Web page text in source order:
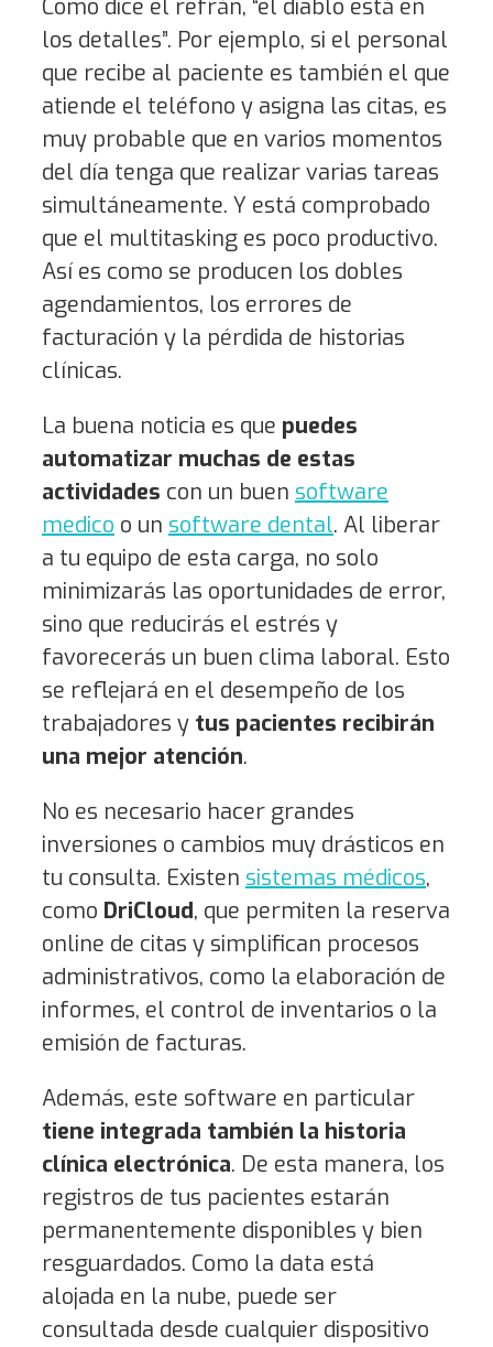
Como dice el refrán, “el diablo está en
los detalles”. Por ejemplo, si el personal
que recibe al paciente es también el que
atiende el teléfono y asigna las citas, es
muy probable que en varios momentos
del día tenga que realizar varias tareas
simultáneamente. Y está comprobado
que el multitasking es poco productivo.
Así es como se producen los dobles
agendamientos, los errores de
facturación y la pérdida de historias
clínicas.
La buena noticia es que puedes
automatizar muchas de estas
actividades con un buen software
medico o un software dental. Al liberar
a tu equipo de esta carga, no solo
minimizarás las oportunidades de error,
sino que reducirás el estrés y
favorecerás un buen clima laboral. Esto
se reflejará en el desempeño de los
trabajadores y tus pacientes recibirán
una mejor atención.
No es necesario hacer grandes
inversiones o cambios muy drásticos en
tu consulta. Existen sistemas médicos,
como DriCloud, que permiten la reserva
online de citas y simplifican procesos
administrativos, como la elaboración de
informes, el control de inventarios o la
emisión de facturas.
Además, este software en particular
tiene integrada también la historia
clínica electrónica. De esta manera, los
registros de tus pacientes estarán
permanentemente disponibles y bien
resguardados. Como la data está
alojada en la nube, puede ser
consultada desde cualquier dispositivo